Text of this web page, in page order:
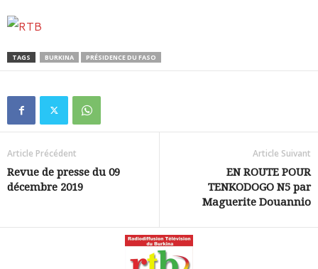
TAGS BURKINA PRÉSIDENCE DU FASO
Article Précédent
Revue de presse du 09
décembre 2019
Article Suivant
EN ROUTE POUR
TENKODOGO N5 par
Maguerite Douannio